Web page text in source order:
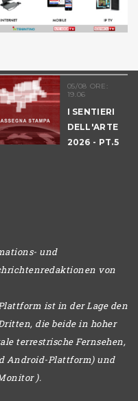
05/08 ORE:
19.06
I SENTIERI
DELL'ARTE
2026 - PT.5
und
von
ist in der Lage den
die beide in hoher
terrestrische Fernsehen,
Android-Plattform) und
).